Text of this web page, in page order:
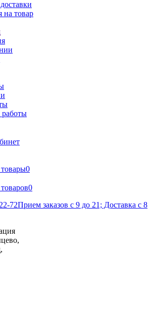
на товар
0
0
72Прием заказов с 9 до 21; Доставка с 8